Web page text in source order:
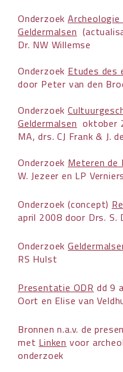
Onderzoek
Geldermalsen
Dr. NW Willemse
Onderzoek Etudes des
door Peter van den
Onderzoek
Geldermalsen oktober
MA, drs. CJ Frank & J.
Onderzoek Meteren de
W. Jezeer en LP Verniers
Onderzoek (concept)
april 2008 door Drs. S.
Onderzoek
RS Hulst
Presentatie ODR dd 9
Oort en Elise van
Bronnen n.a.v. de
met Linken voor
onderzoek